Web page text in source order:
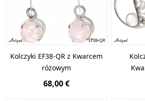
Kolczyki EF38-QR z Kwarcem
różowym
68,00 €